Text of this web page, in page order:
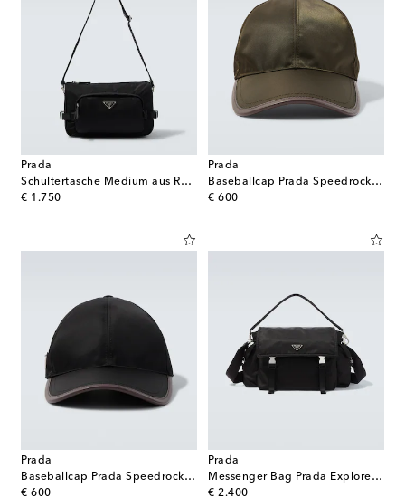
Prada
Schultertasche Medium aus Re-Nylon
€ 1.750
original price
Prada
Baseballcap Prada Speedrock aus Re-Nylon
€ 600
original price
Prada
Baseballcap Prada Speedrock aus Re-Nylon
€ 600
original price
Prada
Messenger Bag Prada Explore aus Re-Nylon
€ 2.400
original price